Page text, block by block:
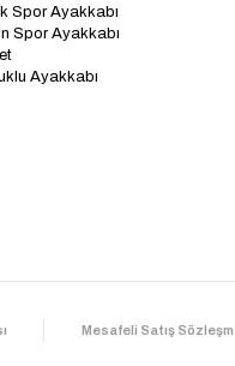
Spor Ayakkabı
Spor Ayakkabı
Ayakkabı
Mesafeli Satış